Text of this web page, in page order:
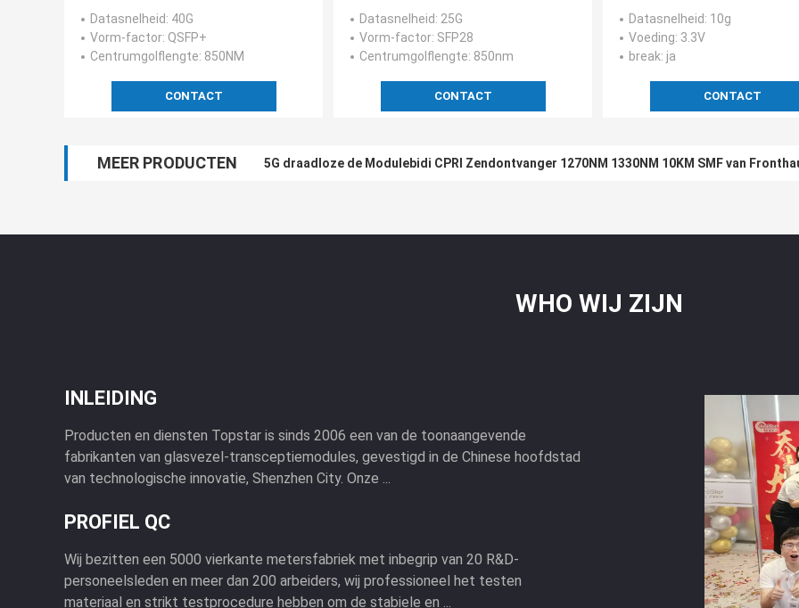
Compatibel systeem van 850NM
150M MTP MPO
Datasnelheid: 40G
Vorm-factor: QSFP+
Centrumgolflengte: 850NM
CONTACT
Switches
Datasnelheid: 25G
Vorm-factor: SFP28
Centrumgolflengte: 850nm
CONTACT
Zendontvanger van 3.3V
Datasnelheid: 10g
Voeding: 3.3V
break: ja
CONTACT
MEER PRODUCTEN 5G draadloze de Modulebidi CPRI Zendontvanger 1270NM 1330NM 10KM SMF van
Finisar10g SFP Tweerichtingszendontvanger 80Km SFP-Modulelc Schakelaar
WHO WIJ ZIJN
INLEIDING
Producten en diensten Topstar is sinds 2006 een van de toonaangevende
fabrikanten van glasvezel-transceptiemodules, gevestigd in de Chinese hoofdstad
van technologische innovatie, Shenzhen City. Onze ...
PROFIEL QC
Wij bezitten een 5000 vierkante metersfabriek met inbegrip van 20 R&D-
personeelsleden en meer dan 200 arbeiders, wij professioneel het testen
materiaal en strikt testprocedure hebben om de stabiele en ...